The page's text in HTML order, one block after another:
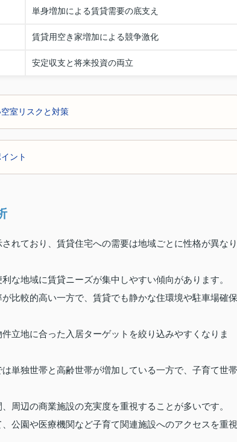
単身増加による賃貸需要の底支え
賃貸用空き家増加による競争激化
安定収支と将来投資の両立
室リスクと対策
ント
れており、賃貸住宅への需要は地域ごとに性格が異なり
な地域に賃貸ニーズが集中しやすい傾向があります。
比較的高い一方で、賃貸でも静かな住環境や駐車場確保
立地に合った入居ターゲットを絞り込みやすくなりま
単独世帯と高齢世帯が増加している一方で、子育て世帯
周辺の商業施設の充実度を重視することが多いです。
公園や医療機関など子育て関連施設へのアクセスを重視